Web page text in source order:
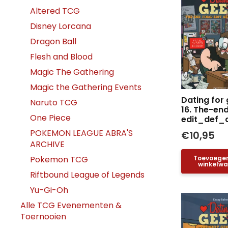
Dating for
16. The-
€10,95
Altered TCG
Disney Lorcana
Dragon Ball
Flesh and Blood
Magic The Gathering
Magic the Gathering Events
Naruto TCG
One Piece
POKEMON LEAGUE ABRA'S
ARCHIVE
Pokemon TCG
Riftbound League of Legends
Yu-Gi-Oh
Alle TCG Evenementen &
Toernooien